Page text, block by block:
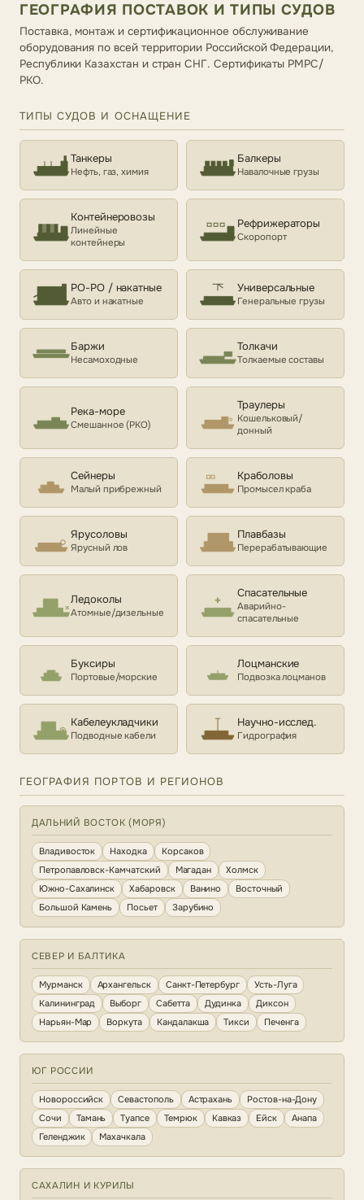
ГЕОГРАФИЯ ПОСТАВОК И ТИПЫ СУДОВ
Поставка, монтаж и сертификационное обслуживание
оборудования по всей территории Российской Федерации,
Республики Казахстан и стран СНГ. Сертификаты РМРС/
РКО.
ТИПЫ СУДОВ И ОСНАЩЕНИЕ
Танкеры
Нефть, газ, химия
Балкеры
Навалочные грузы
Контейнеровозы
Линейные
контейнеры
Рефрижераторы
Скоропорт
РО-РО / накатные
Авто и накатные
Универсальные
Генеральные грузы
Баржи
Несамоходные
Толкачи
Толкаемые составы
Река-море
Смешанное (РКО)
Траулеры
Кошельковый/
донный
Сейнеры
Малый прибрежный
Краболовы
Промысел краба
Ярусоловы
Ярусный лов
Плавбазы
Перерабатывающие
Ледоколы
Атомные/дизельные
Спасательные
Аварийно-
спасательные
Буксиры
Портовые/морские
Лоцманские
Подвозка лоцманов
Кабелеукладчики
Подводные кабели
Научно-исслед.
Гидрография
ГЕОГРАФИЯ ПОРТОВ И РЕГИОНОВ
ДАЛЬНИЙ ВОСТОК (МОРЯ)
Владивосток Находка
Корсаков
Петропавловск-Камчатский
Магадан
Холмск
Южно-Сахалинск
Хабаровск Ванино
Восточный
Большой Камень
Посьет Зарубино
СЕВЕР И БАЛТИКА
Мурманск Архангельск Санкт-Петербург
Усть-Луга
Калининград
Выборг Сабетта Дудинка
Диксон
Нарьян-Мар
Воркута Кандалакша Тикси Печенга
ЮГ РОССИИ
Новороссийск Севастополь Астрахань
Ростов-на-Дону
Сочи
Тамань Туапсе Темрюк Кавказ Ейск
Анапа
Геленджик
Махачкала
САХАЛИН И КУРИЛЫ